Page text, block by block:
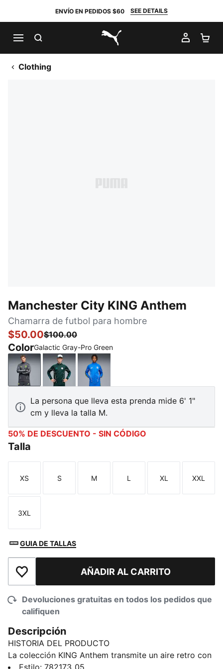
ENVÍO EN PEDIDOS $60 SEE DETAILS
PUMA.com
MI
Clothing
Manchester City KING Anthem
Chamarra de futbol para hombre
$50.00$100.00
ColorGalactic Gray-Pro Green
Galactic Gray-Pro Green
Green Terrain-Tropical Blue
Hyperlink Blue-Pro Green
La persona que lleva esta prenda mide 6' 1"
cm y lleva la talla M.
50% DE DESCUENTO - SIN CÓDIGO
Talla
Talla
XS
Talla
S
Talla
M
Talla
L
Talla
XL
Talla
XXL
Talla
3XL
GUIA DE TALLAS
Añadir a la lista de deseosAÑADIR AL CARRITO
Devoluciones gratuitas en todos los pedidos que
califiquen
Descripción
HISTORIA DEL PRODUCTO
La colección KING Anthem transmite un aire retro con
un toque moderno, y la llevan los jugadores durante
Estilo: 782173_05